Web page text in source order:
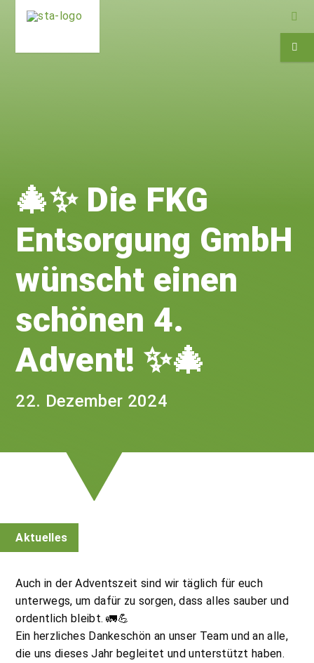
🎄✨ Die FKG
Entsorgung GmbH
wünscht einen
schönen 4.
Advent! ✨🎄
22. Dezember 2024
Aktuelles
Auch in der Adventszeit sind wir täglich für euch
unterwegs, um dafür zu sorgen, dass alles sauber und
ordentlich bleibt. 🚛💪
Ein herzliches Dankeschön an unser Team und an alle,
die uns dieses Jahr begleitet und unterstützt haben.